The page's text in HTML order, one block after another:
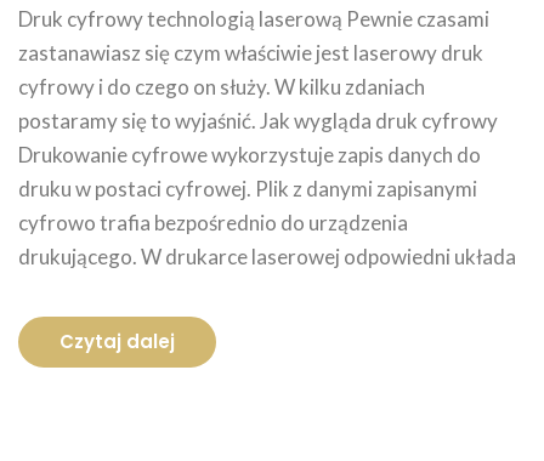
Druk cyfrowy technologią laserową Pewnie czasami
zastanawiasz się czym właściwie jest laserowy druk
cyfrowy i do czego on służy. W kilku zdaniach
postaramy się to wyjaśnić. Jak wygląda druk cyfrowy
Drukowanie cyfrowe wykorzystuje zapis danych do
druku w postaci cyfrowej. Plik z danymi zapisanymi
cyfrowo trafia bezpośrednio do urządzenia
drukującego. W drukarce laserowej odpowiedni układa
Czytaj dalej